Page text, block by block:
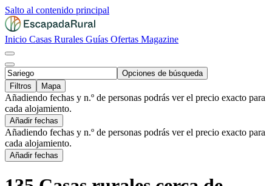
Salto al contenido principal
Inicio Casas Rurales Guías Ofertas Magazine
Opciones de búsqueda
Filtros
Mapa
Añadiendo fechas y n.º de personas podrás ver el precio exacto para
cada alojamiento.
Añadir fechas
Añadiendo fechas y n.º de personas podrás ver el precio exacto para
cada alojamiento.
Añadir fechas